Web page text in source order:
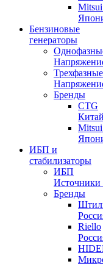
Бензиновые
генераторы
Трехфазные
Бренды
CTG
Китай
ИБП и
стабилизаторы
ИБП
Источники
Бренды
Riello